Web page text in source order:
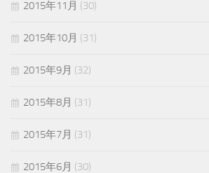
2015年11月 (30)
2015年10月 (31)
2015年9月 (32)
2015年8月 (31)
2015年7月 (31)
2015年6月 (30)